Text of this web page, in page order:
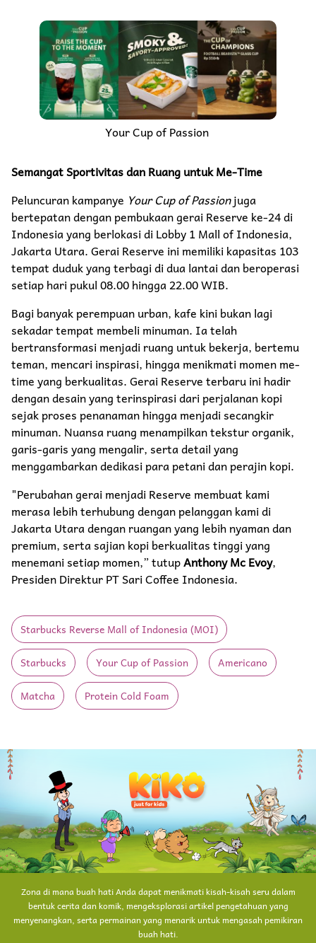
Your Cup of Passion
Semangat Sportivitas dan Ruang untuk Me-Time
Peluncuran kampanye Your Cup of Passionjuga
bertepatan dengan pembukaan gerai Reserve ke-24 di
Indonesia yang berlokasi di Lobby 1 Mall of Indonesia,
Jakarta Utara. Gerai Reserve ini memiliki kapasitas 103
tempat duduk yang terbagi di dua lantai dan beroperasi
setiap hari pukul 08.00 hingga 22.00 WIB.
Bagi banyak perempuan urban, kafe kini bukan lagi
sekadar tempat membeli minuman. Ia telah
bertransformasi menjadi ruang untuk bekerja, bertemu
teman, mencari inspirasi, hingga menikmati momen me-
time yang berkualitas. Gerai Reserve terbaru ini hadir
dengan desain yang terinspirasi dari perjalanan kopi
sejak proses penanaman hingga menjadi secangkir
minuman. Nuansa ruang menampilkan tekstur organik,
garis-garis yang mengalir, serta detail yang
menggambarkan dedikasi para petani dan perajin kopi.
"Perubahan gerai menjadi Reserve membuat kami
merasa lebih terhubung dengan pelanggan kami di
Jakarta Utara dengan ruangan yang lebih nyaman dan
premium, serta sajian kopi berkualitas tinggi yang
menemani setiap momen,” tutupAnthony Mc Evoy,
Presiden Direktur PT Sari Coffee Indonesia.
Starbucks Reverse Mall of Indonesia (MOI)
Starbucks Your Cup of Passion Americano
Matcha Protein Cold Foam
Zona di mana buah hati Anda dapat menikmati kisah-kisah seru dalam
bentuk cerita dan komik, mengeksplorasi artikel pengetahuan yang
menyenangkan, serta permainan yang menarik untuk mengasah pemikiran
buah hati.